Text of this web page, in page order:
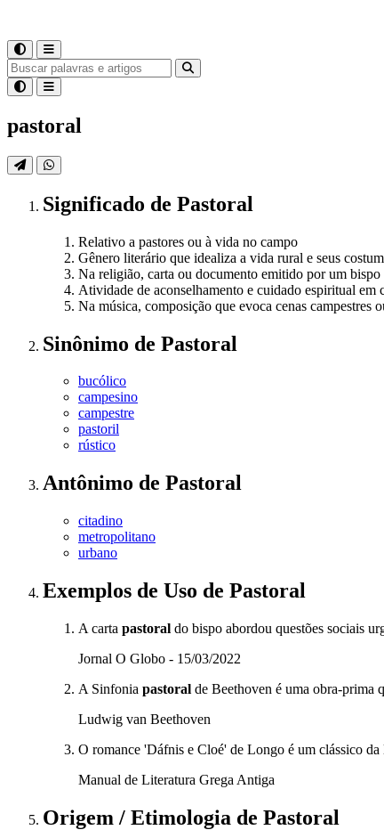
pastoral
Significado de Pastoral
Relativo a pastores ou à vida no campo
Gênero literário que idealiza a vida rural e seus
Na religião, carta ou documento emitido por um bispo
Atividade de aconselhamento e cuidado espiritual em
Na música, composição que evoca cenas campestres
Sinônimo de Pastoral
bucólico
campesino
campestre
pastoril
rústico
Antônimo de Pastoral
citadino
metropolitano
urbano
Exemplos de Uso de Pastoral
A carta pastoral do bispo abordou questões sociais
Jornal O Globo - 15/03/2022
A Sinfonia pastoral de Beethoven é uma obra-prima
Ludwig van Beethoven
O romance 'Dáfnis e Cloé' de Longo é um clássico da
Manual de Literatura Grega Antiga
Origem / Etimologia de Pastoral